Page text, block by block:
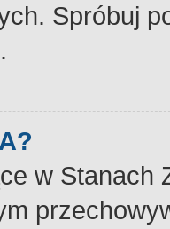
Spróbuj
w Stanach